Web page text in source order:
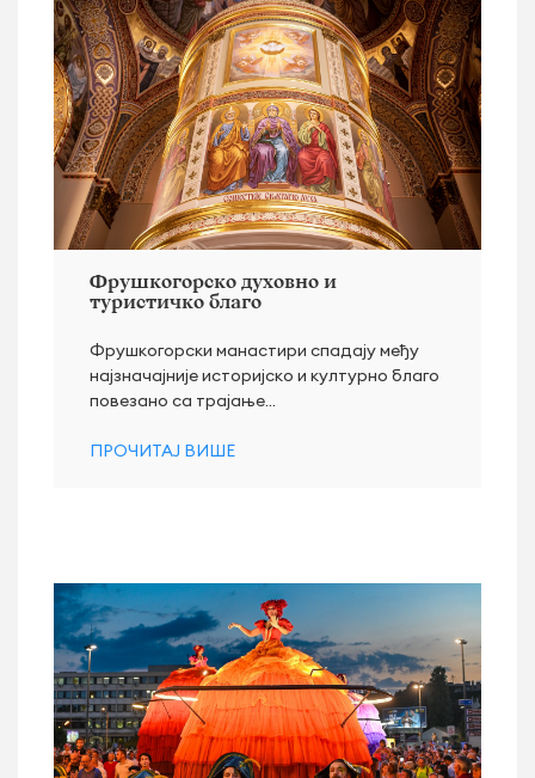
Фрушкогорско духовно и
туристичко благо
Фрушкогорски манастири спадају међу
најзначајније историјско и културно благо
повезано са трајање...
ПРОЧИТАЈ ВИШЕ